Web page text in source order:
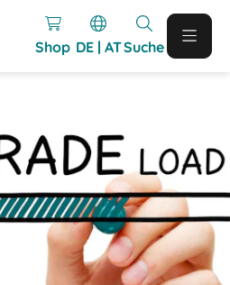
Shop DE | ATSuche